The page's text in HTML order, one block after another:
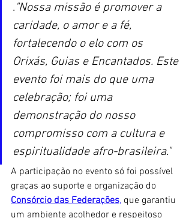
. "Nossa missão é promover a
caridade, o amor e a fé,
fortalecendo o elo com os
Orixás, Guias e Encantados. Este
evento foi mais do que uma
celebração; foi uma
demonstração do nosso
compromisso com a cultura e
espiritualidade afro-brasileira."
A participação no evento só foi possível
graças ao suporte e organização do
Consórcio das Federações, que garantiu
um ambiente acolhedor e respeitoso